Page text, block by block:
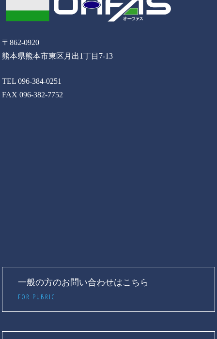
〒862-0920
熊本県熊本市東区月出1丁目7-13
TEL 096-384-0251
FAX 096-382-7752
一般の方のお問い合わせはこちら
FOR PUBRIC